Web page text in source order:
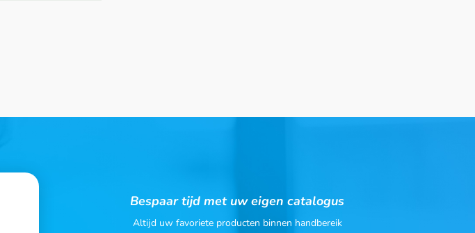
Bespaar tijd met uw eigen catalogus
Altijd uw favoriete producten binnen handbereik